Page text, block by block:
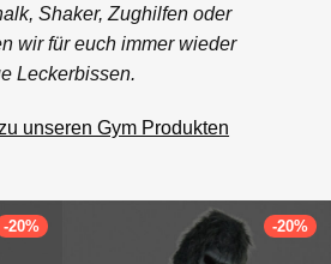
Shaker, Zughilfen oder
wir für euch immer wieder
Leckerbissen.
unseren Gym Produkten
-20% -20%